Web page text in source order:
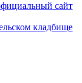
сайт
кладбище